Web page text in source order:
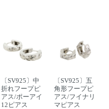
〔SV925〕中
折れフープピ
アス/ポーアイ
12ピアス
〔SV925〕五
角形フープピ
アス/フイナリ
マピアス